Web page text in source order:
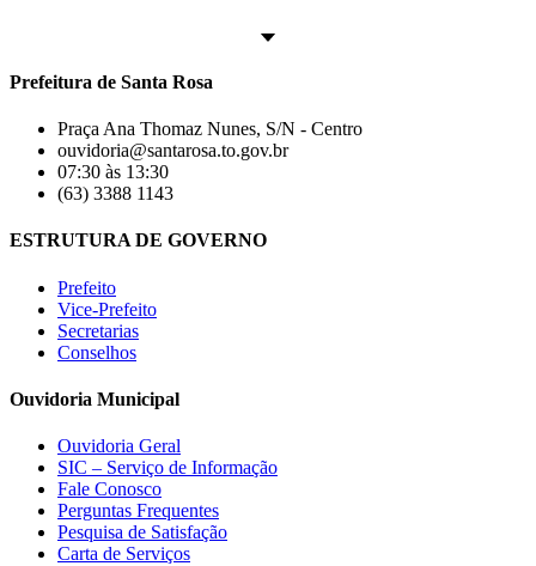
Prefeitura de Santa Rosa
Praça Ana Thomaz Nunes, S/N - Centro
ouvidoria@santarosa.to.gov.br
07:30 às 13:30
(63) 3388 1143
ESTRUTURA DE GOVERNO
Prefeito
Vice-Prefeito
Secretarias
Conselhos
Ouvidoria Municipal
Ouvidoria Geral
SIC – Serviço de Informação
Fale Conosco
Perguntas Frequentes
Pesquisa de Satisfação
Carta de Serviços